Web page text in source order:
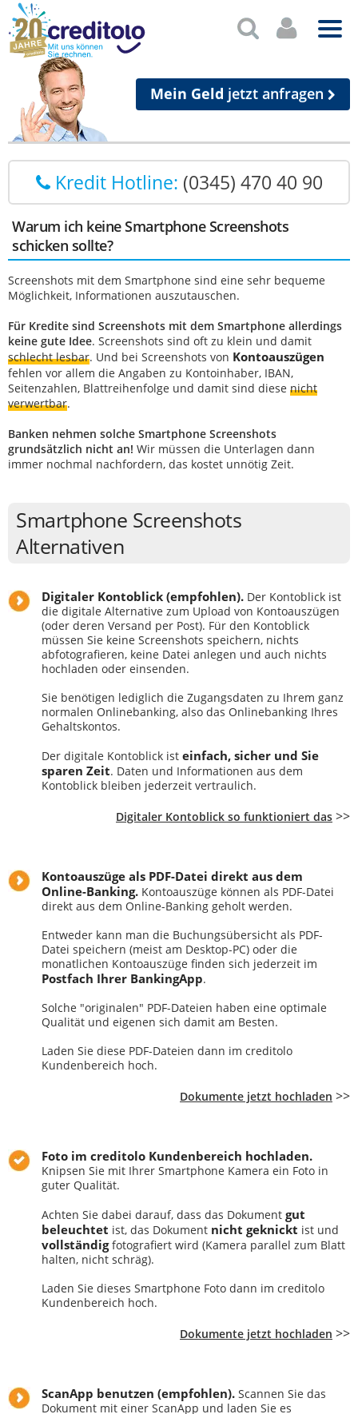
Mein Geld jetzt anfragen
Kredit Hotline: (0345) 470 40 90
Warum ich keine Smartphone Screenshots
schicken sollte?
Screenshots mit dem Smartphone sind eine sehr bequeme
Möglichkeit, Informationen auszutauschen.
Für Kredite sind Screenshots mit dem Smartphone allerdings
keine gute Idee. Screenshots sind oft zu klein und damit
schlecht lesbar. Und bei Screenshots von Kontoauszügen
fehlen vor allem die Angaben zu Kontoinhaber, IBAN,
Seitenzahlen, Blattreihenfolge und damit sind diese nicht
verwertbar.
Banken nehmen solche Smartphone Screenshots
grundsätzlich nicht an! Wir müssen die Unterlagen dann
immer nochmal nachfordern, das kostet unnötig Zeit.
Smartphone Screenshots
Alternativen
Digitaler Kontoblick (empfohlen). Der Kontoblick ist
die digitale Alternative zum Upload von Kontoauszügen
(oder deren Versand per Post). Für den Kontoblick
müssen Sie keine Screenshots speichern, nichts
abfotografieren, keine Datei anlegen und auch nichts
hochladen oder einsenden.
Sie benötigen lediglich die Zugangsdaten zu Ihrem ganz
normalen Onlinebanking, also das Onlinebanking Ihres
Gehaltskontos.
Der digitale Kontoblick ist einfach, sicher und Sie
sparen Zeit. Daten und Informationen aus dem
Kontoblick bleiben jederzeit vertraulich.
Digitaler Kontoblick so funktioniert das >>
Kontoauszüge als PDF-Datei direkt aus dem
Online-Banking. Kontoauszüge können als PDF-Datei
direkt aus dem Online-Banking geholt werden.
Entweder kann man die Buchungsübersicht als PDF-
Datei speichern (meist am Desktop-PC) oder die
monatlichen Kontoauszüge finden sich jederzeit im
Postfach Ihrer BankingApp.
Solche "originalen" PDF-Dateien haben eine optimale
Qualität und eigenen sich damit am Besten.
Laden Sie diese PDF-Dateien dann im creditolo
Kundenbereich hoch.
Dokumente jetzt hochladen >>
Foto im creditolo Kundenbereich hochladen.
Knipsen Sie mit Ihrer Smartphone Kamera ein Foto in
guter Qualität.
Achten Sie dabei darauf, dass das Dokument gut
beleuchtet ist, das Dokument nicht geknickt ist und
vollständigfotografiert wird (Kamera parallel zum Blatt
halten, nicht schräg).
Laden Sie dieses Smartphone Foto dann im creditolo
Kundenbereich hoch.
Dokumente jetzt hochladen >>
ScanApp benutzen (empfohlen). Scannen Sie das
Dokument mit einer ScanApp und laden Sie es